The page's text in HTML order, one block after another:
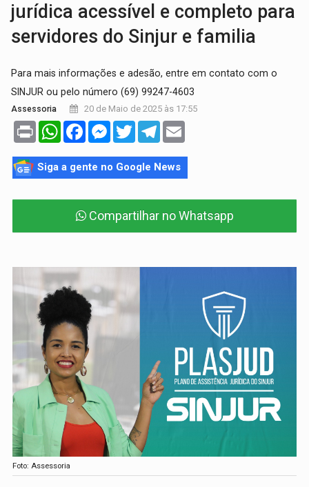
jurídica acessível e completo para
servidores do Sinjur e familia
Para mais informações e adesão, entre em contato com o
SINJUR ou pelo número (69) 99247-4603
Assessoria 20 de Maio de 2025 às 17:55
Print WhatsAppFacebookMessenger
TwitterTelegram
Siga a gente no Google News
Compartilhar no Whatsapp
Foto: Assessoria